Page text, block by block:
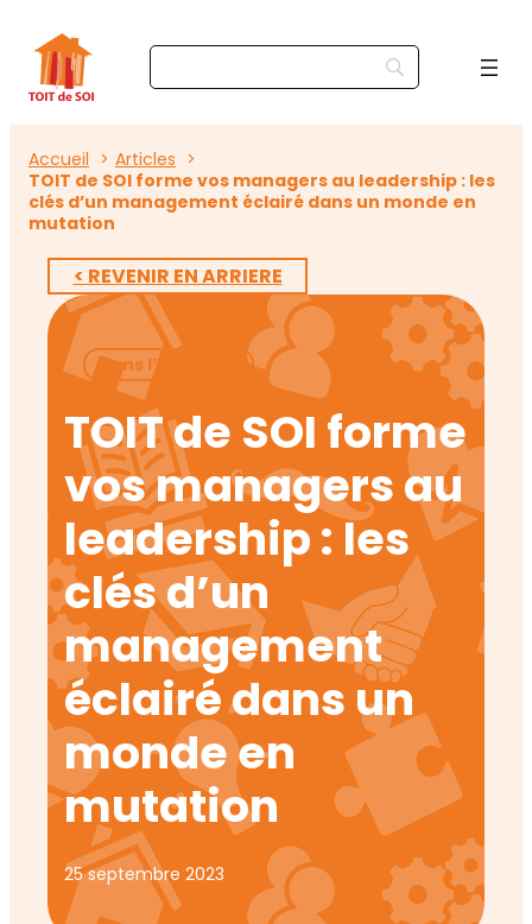
Accueil
Articles
TOIT de SOI forme vos managers au leadership : les
clés d’un management éclairé dans un monde en
mutation
< REVENIR EN ARRIERE
Dans l’actualité
TOIT de SOI forme
vos managers au
leadership : les
clés d’un
management
éclairé dans un
monde en
mutation
25 septembre 2023